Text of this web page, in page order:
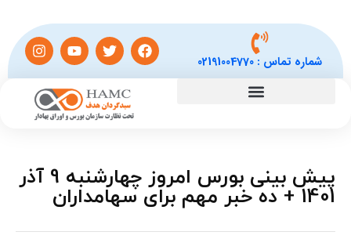
شماره تماس :02191004770
پیش بینی بورس امروز چهارشنبه 9 آذر
1401 + ده خبر مهم برای سهامداران